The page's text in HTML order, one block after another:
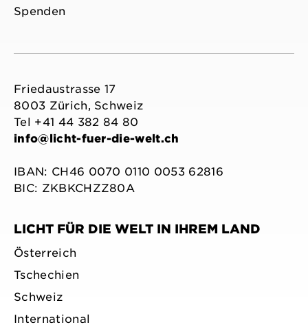
Spenden
Friedaustrasse 17
8003 Zürich, Schweiz
Tel +41 44 382 84 80
info@licht-fuer-die-welt.ch
IBAN: CH46 0070 0110 0053 62816
BIC: ZKBKCHZZ80A
LICHT FÜR DIE WELT IN IHREM LAND
Österreich
Tschechien
Schweiz
International